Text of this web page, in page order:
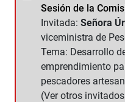
Sesión de la
Invitada: Señora
viceministra de
Tema: Desarrollo
emprendimiento
pescadores
(Ver otros